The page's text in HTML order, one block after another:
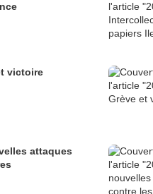
victoire
attaques